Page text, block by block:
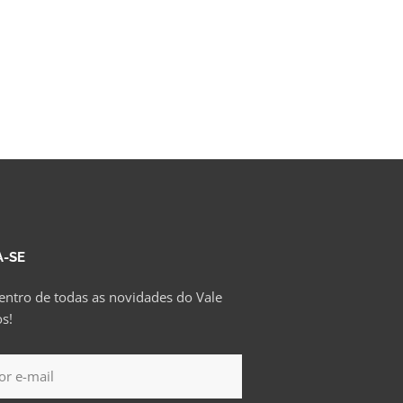
SE
de todas as novidades do Vale